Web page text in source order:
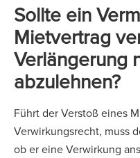
Sollte ein
Mietvertrag
Verlängerung
abzulehnen?
Führt der Verstoß eines
Verwirkungsrecht, muss
ob er eine Verwirkung